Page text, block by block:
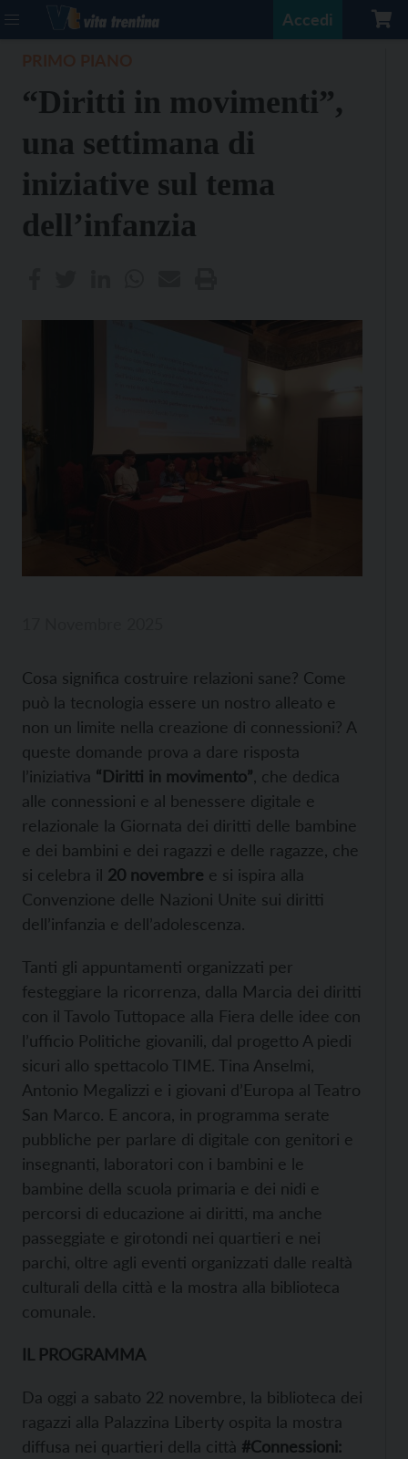
Accedi
“Diritti in movimenti”,
una settimana di
iniziative sul tema
dell’infanzia
Cosa significa costruire relazioni sane? Come
può la tecnologia essere un nostro alleato e
non un limite nella creazione di connessioni? A
queste domande prova a dare risposta
l’iniziativa “Diritti in movimento” , che dedica
alle connessioni e al benessere digitale e
relazionale la Giornata dei diritti delle bambine
e dei bambini e dei ragazzi e delle ragazze, che
si celebra il 20 novembre e si ispira alla
Convenzione delle Nazioni Unite sui diritti
dell’infanzia e dell’adolescenza.
Tanti gli appuntamenti organizzati per
festeggiare la ricorrenza, dalla Marcia dei diritti
con il Tavolo Tuttopace alla Fiera delle idee con
l’ufficio Politiche giovanili, dal progetto A piedi
sicuri allo spettacolo TIME. Tina Anselmi,
Antonio Megalizzi e i giovani d’Europa al Teatro
San Marco. E ancora, in programma serate
pubbliche per parlare di digitale con genitori e
insegnanti, laboratori con i bambini e le
bambine della scuola primaria e dei nidi e
percorsi di educazione ai diritti, ma anche
passeggiate e girotondi nei quartieri e nei
parchi, oltre agli eventi organizzati dalle realtà
culturali della città e la mostra alla biblioteca
comunale.
IL PROGRAMMA
Da oggi a sabato 22 novembre, la biblioteca dei
ragazzi alla Palazzina Liberty ospita la mostra
diffusa nei quartieri della città #Connessioni: